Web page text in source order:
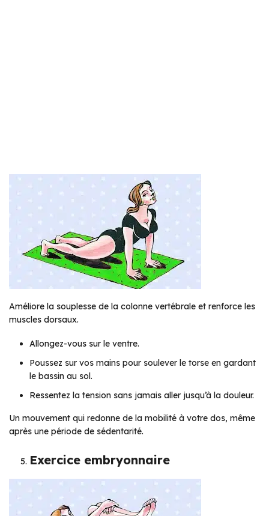
Améliore la souplesse de la colonne vertébrale et renforce les
muscles dorsaux.
Allongez-vous sur le ventre.
Poussez sur vos mains pour soulever le torse en gardant
le bassin au sol.
Ressentez la tension sans jamais aller jusqu’à la douleur.
Un mouvement qui redonne de la mobilité à votre dos, même
après une période de sédentarité.
Exercice embryonnaire